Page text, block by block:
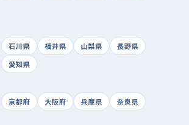
石川県 福井県 山梨県
長野県
愛知県
京都府 大阪府 兵庫県
奈良県